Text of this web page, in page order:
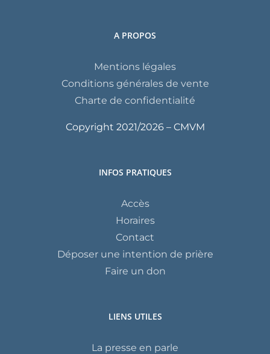
A PROPOS
Mentions légales
Conditions générales de vente
Charte de confidentialité
Copyright 2021/2026 – CMVM
INFOS PRATIQUES
Accès
Horaires
Contact
Déposer une intention de prière
Faire un don
LIENS UTILES
La presse en parle